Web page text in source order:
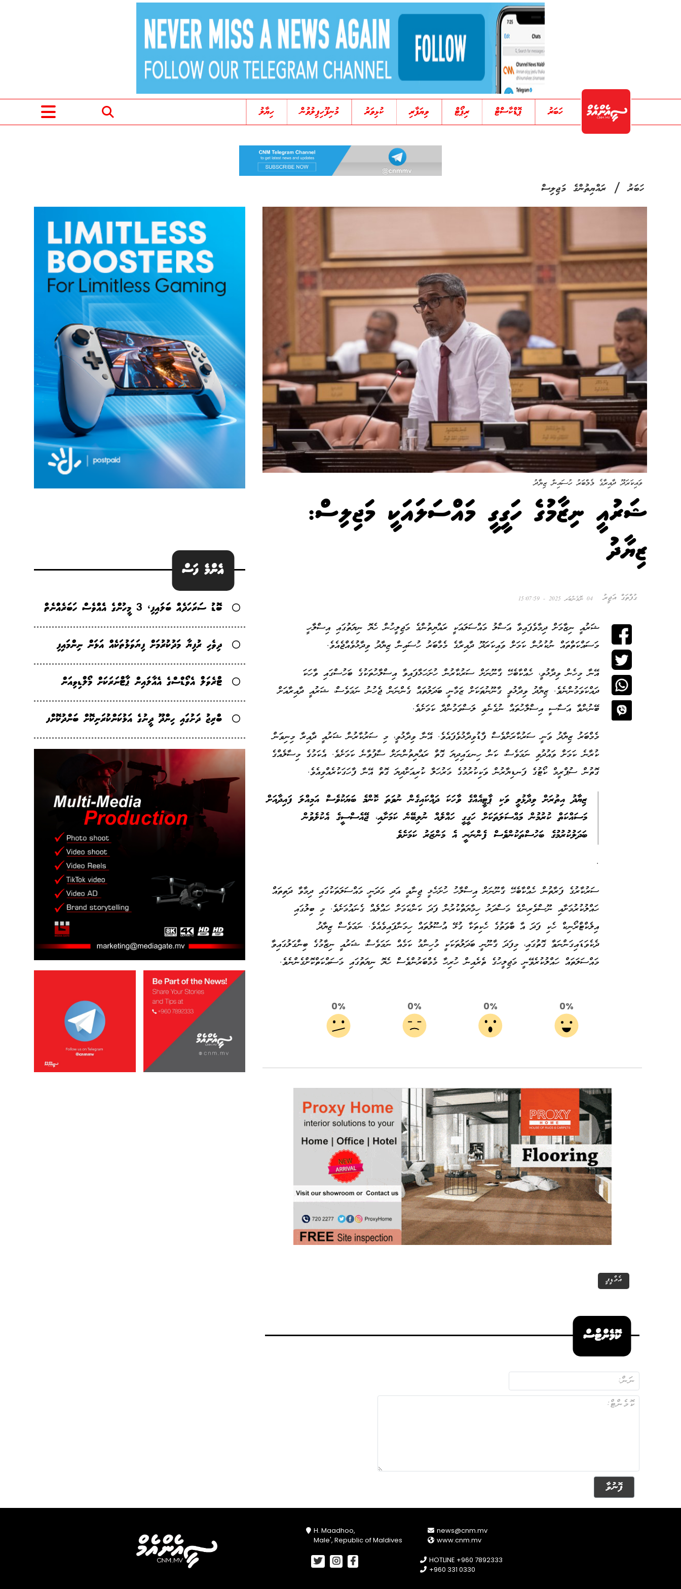
ހަބަރު ޕޮޑްކާސްޓް ރިޕޯޓް ވިޔަފާރި ކުޅިވަރު މުނިފޫހިފިލުވުން ހިޔާލު
ހަބަރު/ ރައްޔިތުންގެ މަޖިލިސް
ވައިކަރަދޫ ދާއިރާގެ މެމްބަރު ހުސައިން ޒިޔާދު
ޝަރުއީ ނިޒާމުގެ ހަގީގީ މައްސަލައަކީ މަޖިލިސް:
ޒިޔާދު
ގުފްތަގް އަޖީރު 04 ނޮވެންބަރ 2025 - 15:07:59
ޝަރުއީ ނިޒާމަށް ދިމާވެފައިވާ އަސްލު މައްސަލައަކީ ރައްޔިތުންގެ މަޖިލީހުން ހެޔޮ ނިޔަތުގައި އިސްލާހީ
މަސައްކަތްތައް ނުކުރުން ކަމަށް ވައިކަރަދޫ ދާއިރާގެ މެމްބަރު ހުސައިން ޒިޔާދު ވިދާޅުވެއްޖެއެވެ.
އޭނާ މިހެން ވިދާޅުވީ، ހެއްކާބެހޭ ގާނޫނަށް ސަރުކާރުން ހުށަހަޅާފައިވާ އިސްލާހުތަކުގެ ބަހުސްގައި ވާހަކަ
ދައްކަވަމުންނެވެ. ޒިޔާދު ވިދާޅުވީ ގާނޫނުތަކަށް ޒަމާނީ ބަދަލުތައް ގެންނަން ޖެހުނު ނަމަވެސް، ޝަރުއީ ދާއިރާއަށް
ބޭނުންވާ އަސާސީ އިސްލާހުތައް ނުގެނެވި ލަސްވަމުންދާ ކަމަށެވެ.
މެމްބަރު ޒިޔާދު ވަނީ ސަރުކާރަށްވެސް ފާޑުވިދާޅުވެފައެވެ. އޭނާ ވިދާޅުވީ، މި ސަރުކާރުން ޝަރުއީ ދާއިރާ މިނިވަން
ކުރާނެ ކަމަށް ވައުދުވި ނަމަވެސް، ކަން ހިނގައިދިޔަ ގޮތް ރައްޔިތުންނަށް ސާފުވާނެ ކަމަށެވެ. އެކަމުގެ މިސާލެއްގެ
ގޮތުން ސުޕްރީމް ކޯޓުގެ ފަނޑިޔާރުން ވަކިކުރުމުގެ މަރުހަލާ ކުރިއަށްދިޔަ ގޮތް އޭނާ ފާހަގަކުރެއްވިއެވެ.
ޒިޔާދު އިތުރަށް ވިދާޅުވީ ވަކި ޕާޓީއެއްގެ ވާހަކަ ދައްކައިގެން ނުވަތަ ކޮންމެ ބަޔަކުވެސް އަމިއްލަ ފައިދާއަށް
މަސައްކަތް ކުރުމުން މައްސަލަތަކަށް ހަގީގީ ހައްލެއް ނުލިބޭނެ ކަމަށާއި، ޖޭއެސްސީގެ އެކުލެވުން
ބަދަލުކުރުމުގެ ބަހުސްތަކުންވެސް ފެންނަނީ އެ މަންޒަރު ކަމަށެވެ
.
ސަރުކާރުގެ ފަރާތުން ހެއްކާބެހޭ ގާނޫނަށް އިސްލާހު ހުށަހެޅީ ޖިނާއީ އަދި މަދަނީ މައްސަލަތަކުގައި ދިމާވާ ދަތިތައް
ހައްލުކުރުމަށާއި ނޫސްވެރިންގެ މަސްދަރު ހިމާޔަތްކުރުން ފަދަ ކަންކަމަށް ހައްލެއް ގެނައުމަށެވެ. މި ބިލުގައި
އިލެކްޓްރޯނިކް ހެކި ފަދަ އާ ބާވަތުގެ ހެކިތަކާ ގުޅޭ އުސޫލުތައް ހިމަނާފައިވެއެވެ. ނަމަވެސް ޒިޔާދު
ދެކެވަޑައިގަންނަވާ ގޮތުގައި، މިފަދަ ގާނޫނީ ބަދަލުތަކަކީ މުހިންމު ކަމެއް ނަމަވެސް، ޝަރުއީ ނިޒާމުގެ ބިންގަލުގައިވާ
މައްސަލަތައް ހައްލުކުރެވޭނީ މަޖިލީހުގެ ތެރެއިން ހުރިހާ މެމްބަރުންވެސް ހެޔޮ ނިޔަތުގައި މަސައްކަތްކޮށްގެންނެވެ.
0%
0%
0%
0%
އެމްޑީޕީ
ކޮމެންޓްސް
ފޮނުވާ
އެންމެ ފަސް
ބޮޑު ސަރަހަދެއް ބަލައިފި، 3 މީހުންގެ އެެއްވެސް ހަބަރެއްނެތް
ދިވެހި ރުފިޔާ މަދުކުރުމަށް ފިޔަވަޅުތަކެއް އަޅަން ނިންމައިފި
ޓްރެވަލް އެވޯޑްސްގެ އެއާލައިން ޕާޓްނަރަކަށް މޯލްޑިވިއަން
ބްރިޖު ދަށުގައި ހިންދޫ ދީނުގެ އަޅުކަންކުރަނިކޮށް ބަންދުކޮށްފ
H. Maadhoo,
Male', Republic of Maldives
news@cnm.mv
www.cnm.mv
HOTLINE +960 7892333
+960 331 0330